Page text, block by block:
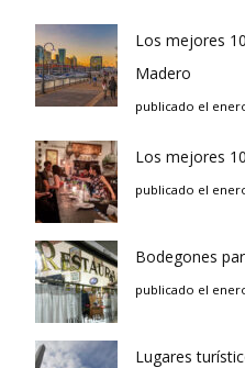
Los mejores
Madero
publicado el
Los mejores
publicado el
Bodegones
publicado el
Lugares